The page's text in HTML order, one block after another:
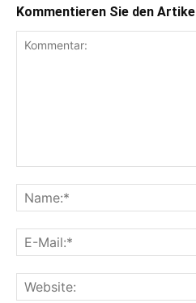
Kommentieren Sie den Artikel